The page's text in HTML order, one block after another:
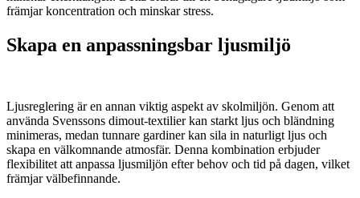
främjar koncentration och minskar stress.
Skapa en anpassningsbar ljusmiljö
Ljusreglering är en annan viktig aspekt av skolmiljön. Genom att
använda Svenssons dimout-textilier kan starkt ljus och bländning
minimeras, medan tunnare gardiner kan sila in naturligt ljus och
skapa en välkomnande atmosfär. Denna kombination erbjuder
flexibilitet att anpassa ljusmiljön efter behov och tid på dagen, vilket
främjar välbefinnande.